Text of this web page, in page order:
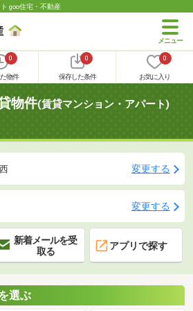
goo住宅・不動産
0
物件
0
保存した条件
0
お気に入り
物件(賃貸マンション・アパート)
変更する
変更する
新着メールを受
取る
アプリで探す
選ぶ